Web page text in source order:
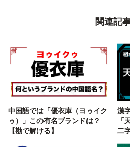
関連記
中国語では「優衣庫（ヨゥイク
ゥ）」この有名ブランドは？
【勘で解ける】
漢
「
二